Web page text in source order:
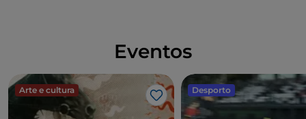
Eventos
Arte e cultura
Gosto
Desporto